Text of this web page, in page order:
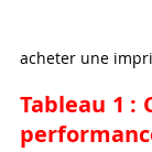
acheter une
Tableau 1 :